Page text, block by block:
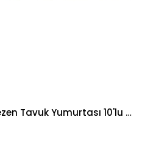
Ayena Gezen Tavuk Yumurtası 10'lu Paket Yumurta